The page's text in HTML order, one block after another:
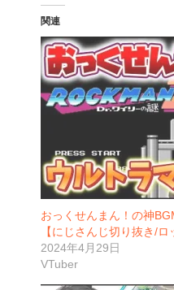
関連
おっくせんまん！の神
【にじさんじ切り抜き/ロ
2024年4月29日
VTuber